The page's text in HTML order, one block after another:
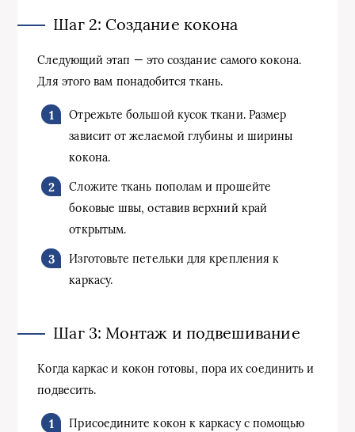
Шаг 2: Создание кокона
Следующий этап — это создание самого кокона.
Для этого вам понадобится ткань.
Отрежьте большой кусок ткани. Размер
зависит от желаемой глубины и ширины
кокона.
Сложите ткань пополам и прошейте
боковые швы, оставив верхний край
открытым.
Изготовьте петельки для крепления к
каркасу.
Шаг 3: Монтаж и подвешивание
Когда каркас и кокон готовы, пора их соединить и
подвесить.
Присоедините кокон к каркасу с помощью